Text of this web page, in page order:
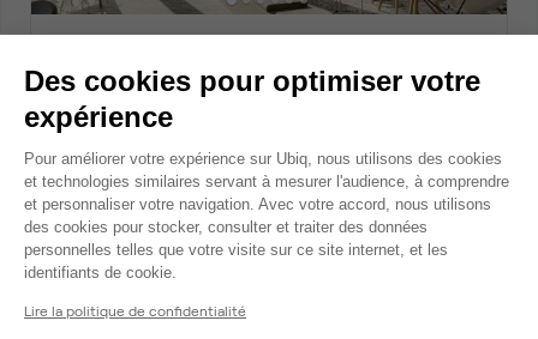
Bureau privé • coworking
5 postes • 15 m
1 500 € par mois
Dispo
Des cookies pour optimiser votre
expérience
Plateforme de Gestion du
Pour améliorer votre expérience sur Ubiq, nous utilisons des cookies
et technologies similaires servant à mesurer l'audience, à comprendre
et personnaliser votre navigation. Avec votre accord, nous utilisons
des cookies pour stocker, consulter et traiter des données
personnelles telles que votre visite sur ce site internet, et les
identifiants de cookie.
Lire la politique de confidentialité